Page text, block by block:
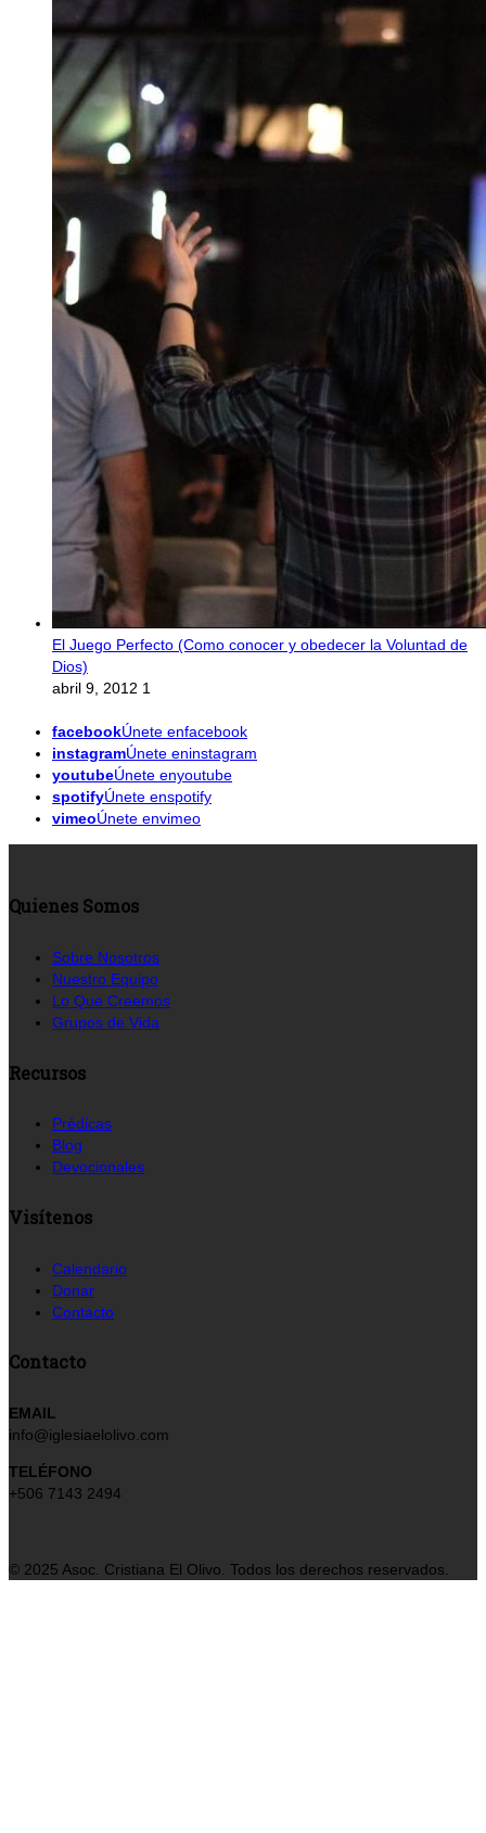
El Juego Perfecto (Como conocer y obedecer la Voluntad de
Dios)
abril 9, 2012 1
facebookÚnete enfacebook
instagramÚnete eninstagram
youtubeÚnete enyoutube
spotifyÚnete enspotify
vimeoÚnete envimeo
Quienes Somos
Sobre Nosotros
Nuestro Equipo
Lo Que Creemos
Grupos de Vida
Recursos
Prédicas
Blog
Devocionales
Visítenos
Calendario
Donar
Contacto
Contacto
EMAIL
info@iglesiaelolivo.com
TELÉFONO
+506 7143 2494
© 2025 Asoc. Cristiana El Olivo. Todos los derechos reservados.